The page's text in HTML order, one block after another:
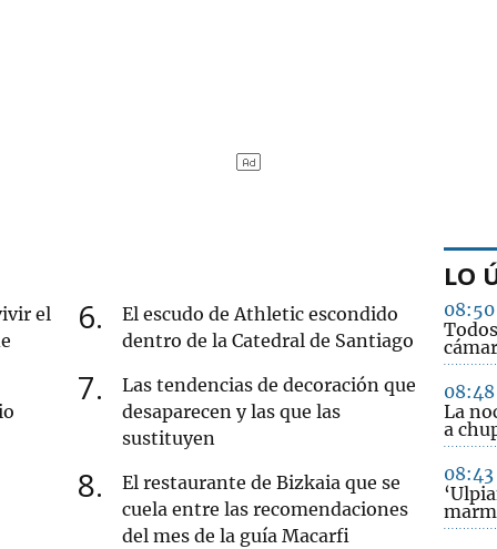
el
6
El escudo de Athletic escondido
dentro de la Catedral de Santiago
7
Las tendencias de decoración que
desaparecen y las que las
sustituyen
8
El restaurante de Bizkaia que se
cuela entre las recomendaciones
del mes de la guía Macarfi
LO
08:50
08:48
La
a
08:43